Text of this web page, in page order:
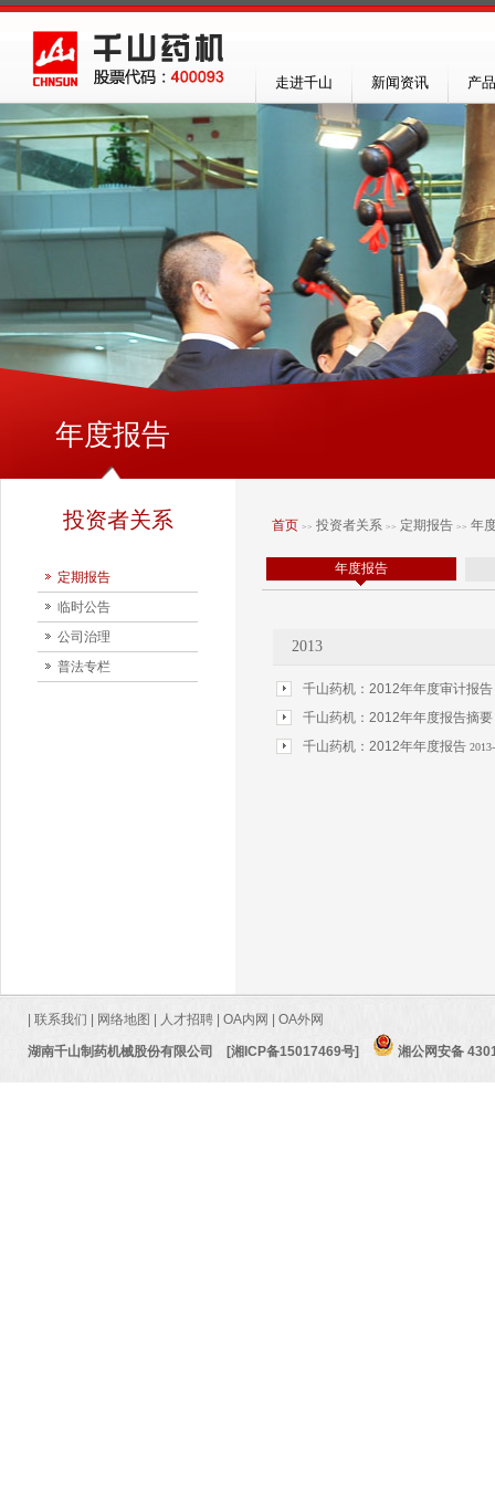
走进千山 新闻资讯 产
年度报告
投资者关系
定期报告
临时公告
公司治理
普法专栏
首页 >> 投资者关系 >> 定期报告 >> 年
年度报告
2013
千山药机：2012年年度审计报告
千山药机：2012年年度报告摘要
千山药机：2012年年度报告
联系我们 网络地图 人才招聘 OA内网 OA外网
湖南千山制药机械股份有限公司 [湘ICP备15017469号] 湘公网安备